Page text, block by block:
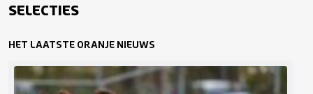
Heren XV
Dames XV
Delta
SELECTIES
HET LAATSTE ORANJE NIEUWS